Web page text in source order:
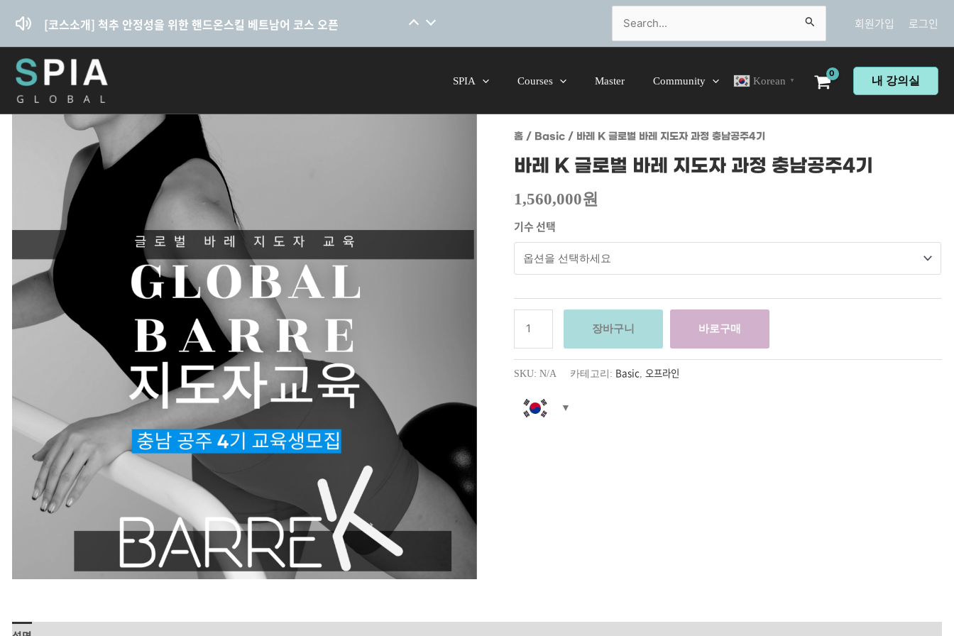
건너뛰기
[코스소개] 척추 안정성을 위한 핸드온스킬 베트남어 코스 오픈
[코스소개] 척추 안정성을 위한 핸드온스킬 말레이시아어 코스 오픈
Search
for:
회원가입 로그인
SPIA Courses Master Community Korean ▼ 내 강의실
홈 / Basic / 바레 K 글로벌 바레 지도자 과정 충남공주4기
바레 K 글로벌 바레 지도자 과정 충남공주4기
1,560,000원
기수 선택
K
글로벌
바레
지도자
과정
충남공주4기
수량
장바구니 바로구매
SKU:N/A 카테고리: Basic,오프라인